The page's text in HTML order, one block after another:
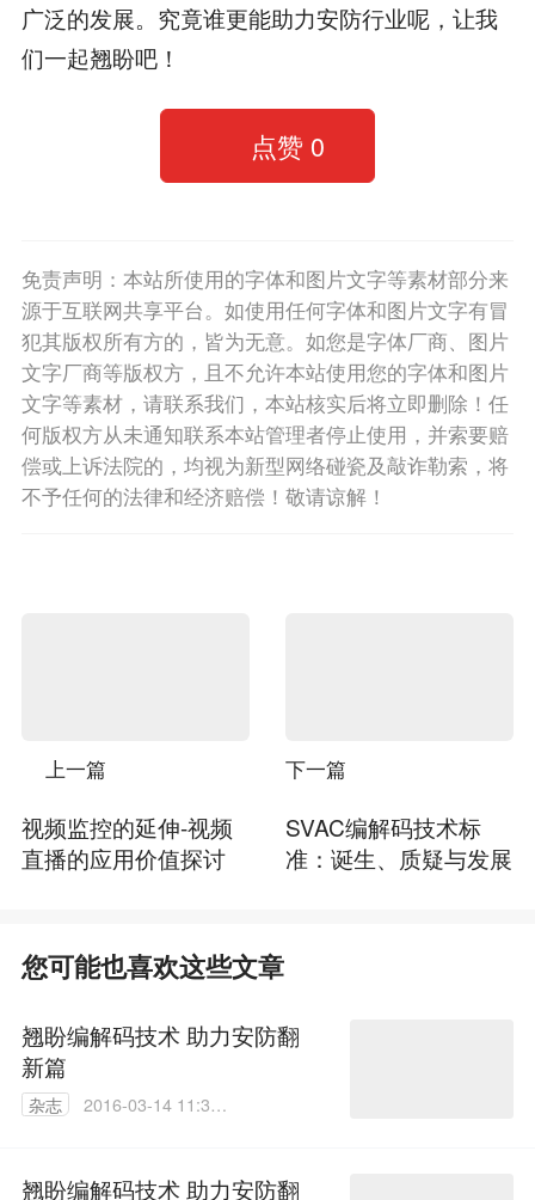
广泛的发展。究竟谁更能助力安防行业呢，让我
们一起翘盼吧！
点赞 0
免责声明：本站所使用的字体和图片文字等素材部分来
源于互联网共享平台。如使用任何字体和图片文字有冒
犯其版权所有方的，皆为无意。如您是字体厂商、图片
文字厂商等版权方，且不允许本站使用您的字体和图片
文字等素材，请联系我们，本站核实后将立即删除！任
何版权方从未通知联系本站管理者停止使用，并索要赔
偿或上诉法院的，均视为新型网络碰瓷及敲诈勒索，将
不予任何的法律和经济赔偿！敬请谅解！
上一篇
视频监控的延伸-视频
直播的应用价值探讨
下一篇
SVAC编解码技术标
准：诞生、质疑与发展
您可能也喜欢这些文章
翘盼编解码技术 助力安防翻
新篇
杂志
2016-03-14 11:35:
翘盼编解码技术 助力安防翻